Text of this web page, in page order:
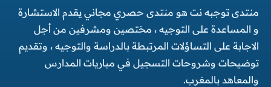
منتدى توجبه نت هو منتدى حصري مجاني يقدم الاستشارة
و المساعدة على التوجيه ، مختصين ومشرفين من أجل
الاجابة على التساؤلات المرتبطة بالدراسة والتوجيه ، وتقديم
توضيحات وشروحات التسجيل في مباريات المدارس
والمعاهد بالمغرب.